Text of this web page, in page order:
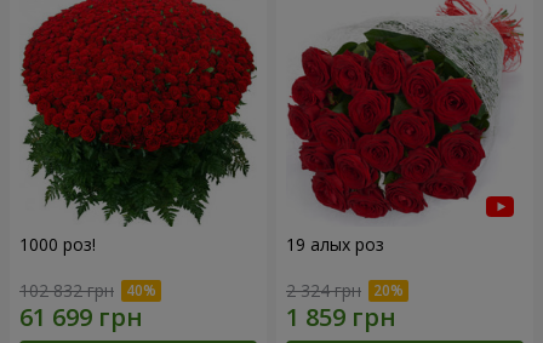
1000 роз!
102 832 грн
19 алых роз
2 324 грн